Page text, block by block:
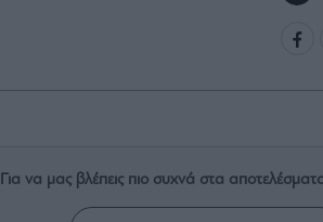
Για να μας βλέπεις πιο συχνά στα